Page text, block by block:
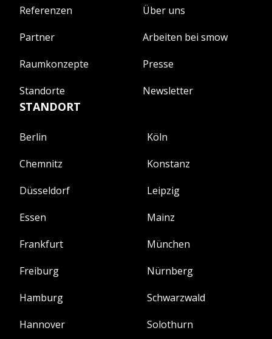
Referenzen
Partner
Raumkonzepte
Standorte
Über uns
Arbeiten bei smow
Presse
Newsletter
STANDORT
Berlin
Chemnitz
Düsseldorf
Essen
Frankfurt
Freiburg
Hamburg
Hannover
Köln
Konstanz
Leipzig
Mainz
München
Nürnberg
Schwarzwald
Solothurn